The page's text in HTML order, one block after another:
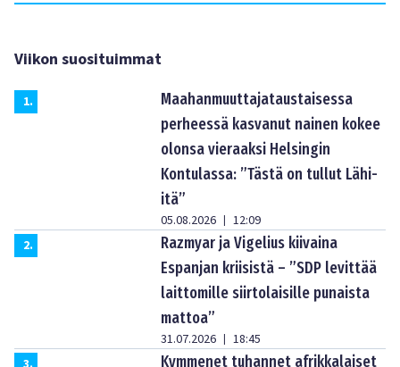
Viikon suosituimmat
1.
Maahanmuuttajataustaisessa
perheessä kasvanut nainen kokee
olonsa vieraaksi Helsingin
Kontulassa: ”Tästä on tullut Lähi-
itä”
05.08.2026 | 12:09
2.
Razmyar ja Vigelius kiivaina
Espanjan kriisistä – ”SDP levittää
laittomille siirtolaisille punaista
mattoa”
31.07.2026 | 18:45
Kymmenet tuhannet afrikkalaiset